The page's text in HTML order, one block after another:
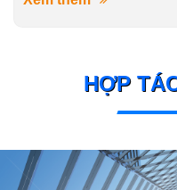
HỢP